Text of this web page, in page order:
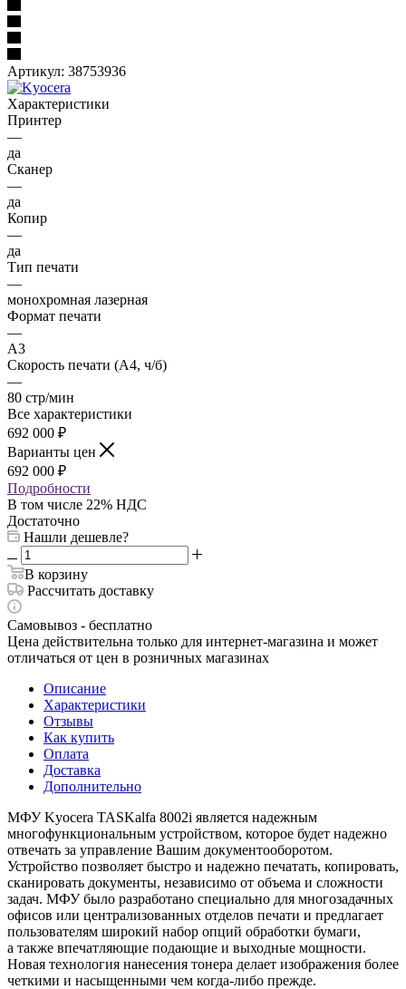
Артикул: 38753936
Характеристики
Принтер
—
да
Сканер
—
да
Копир
—
да
Тип печати
—
монохромная лазерная
Формат печати
—
A3
Скорость печати (А4, ч/б)
—
80 стр/мин
Все характеристики
692 000 ₽
Варианты цен
692 000 ₽
Подробности
В том числе 22% НДС
Достаточно
Нашли дешевле?
В корзину
Рассчитать доставку
Самовывоз - бесплатно
Цена действительна только для интернет-магазина и может
отличаться от цен в розничных магазинах
Описание
Характеристики
Отзывы
Как купить
Оплата
Доставка
Дополнительно
МФУ Kyocera TASKalfa 8002i является надежным
многофункциональным устройством, которое будет надежно
отвечать за управление Вашим документооборотом.
Устройство позволяет быстро и надежно печатать, копировать,
сканировать документы, независимо от объема и сложности
задач. МФУ было разработано специально для многозадачных
офисов или централизованных отделов печати и предлагает
пользователям широкий набор опций обработки бумаги,
а также впечатляющие подающие и выходные мощности.
Новая технология нанесения тонера делает изображения более
четкими и насыщенными чем когда-либо прежде.